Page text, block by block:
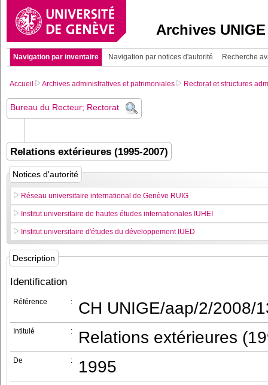
Archives UNIGE
Navigation par inventaire Navigation par notices d'autorité Recherche
Accueil Archives administratives et patrimoniales Rectorat et structures
Bureau du Recteur; Rectorat
Relations extérieures (1995-2007)
Notices d'autorité
Réseau universitaire international de Genève RUIG
Institut universitaire de hautes études internationales IUHEI
Institut universitaire d'études du développement IUED
Description
Identification
Référence : CH UNIGE/aap/2/2008/
Intitulé : Relations extérieures
De : 1995